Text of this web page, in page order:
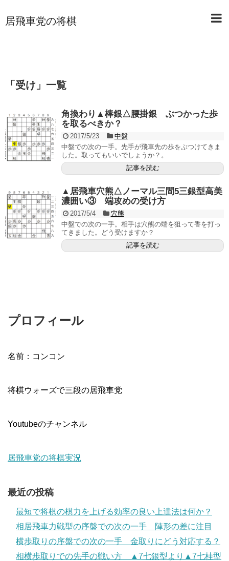
居飛車党の将棋
「 受け 」 一覧
角換わり▲棒銀△腰掛銀 ぶつかった歩
を取るべきか？
2017/5/23
中盤
中盤での次の一手。先手が飛車先の歩をぶつけてきま
した。取ってもいいでしょうか？。
記事を読む
▲居飛車穴熊△ノーマル三間5三銀型高美
濃囲い③ 端攻めの受け方
2017/5/4
穴熊
中盤での次の一手。相手は穴熊の端を狙って香を打っ
てきました。どう受けますか？
記事を読む
プロフィール
名前：コンコン
将棋ウォーズで三段の居飛車党
Youtubeのチャンネル
居飛車党の将棋実況
最近の投稿
最短で将棋の棋力を上げる効率の良い上達法は何か？
相居飛車力戦型の序盤での次の一手 陣形の差に注目
横歩取りの序盤での次の一手 金取りにどう対応する？
相横歩取りでの先手の戦い方 ▲7七銀型より▲7七桂型